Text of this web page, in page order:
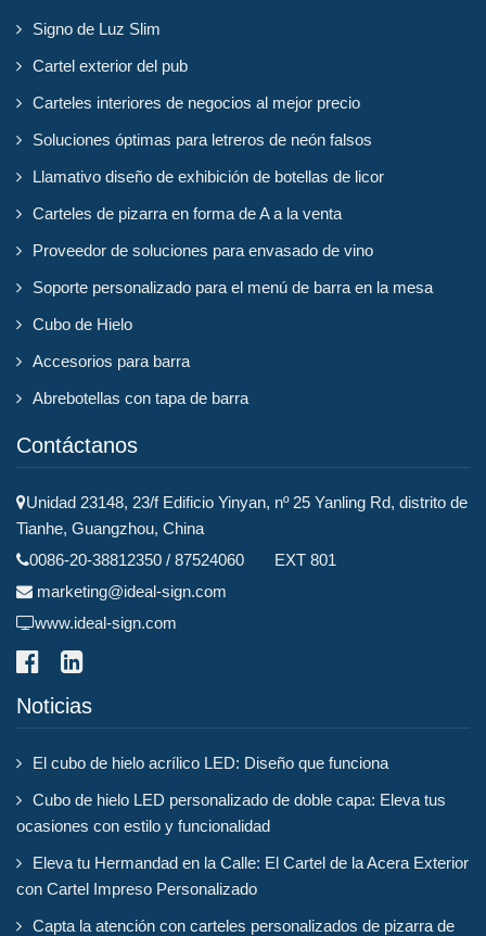
Signo de Luz Slim
Cartel exterior del pub
Carteles interiores de negocios al mejor precio
Soluciones óptimas para letreros de neón falsos
Llamativo diseño de exhibición de botellas de licor
Carteles de pizarra en forma de A a la venta
Proveedor de soluciones para envasado de vino
Soporte personalizado para el menú de barra en la mesa
Cubo de Hielo
Accesorios para barra
Abrebotellas con tapa de barra
Contáctanos
Unidad 23148, 23/f Edificio Yinyan, nº 25 Yanling Rd, distrito de
Tianhe, Guangzhou, China
0086-20-38812350 / 87524060 EXT 801
marketing@ideal-sign.com
www.ideal-sign.com
Noticias
El cubo de hielo acrílico LED: Diseño que funciona
Cubo de hielo LED personalizado de doble capa: Eleva tus
ocasiones con estilo y funcionalidad
Eleva tu Hermandad en la Calle: El Cartel de la Acera Exterior
con Cartel Impreso Personalizado
Capta la atención con carteles personalizados de pizarra de